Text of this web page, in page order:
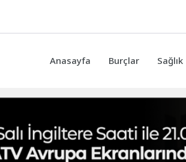
Anasayfa Burçlar Sağlık